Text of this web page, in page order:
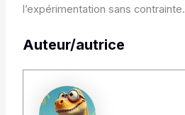
l’expérimentation sans contrainte.
Auteur/autrice